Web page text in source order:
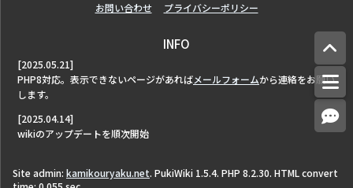
お問い合わせ プライバシーポリシー
INFO
[2025.05.21]
PHP8対応。表示できないページがあればメールフォームから連絡をお願い
します。
[2025.04.14]
wikiのアップデートを順次開始
Site admin: kamikouryaku.net. PukiWiki 1.5.4. PHP 8.2.30. HTML convert